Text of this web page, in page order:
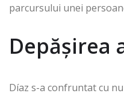
parcursului unei
Depășirea
Díaz s-a confruntat cu